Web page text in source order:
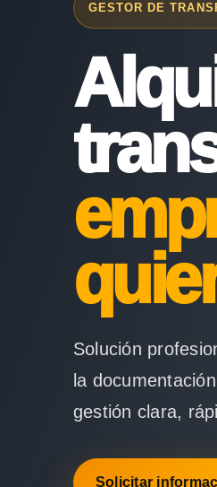
GESTOR DE
Solución
la
gestión clara,
Solicitar